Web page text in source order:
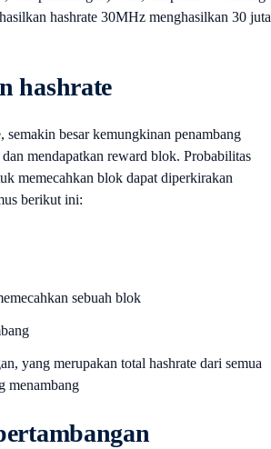
hashrate 30MHz menghasilkan 30 juta
hashrate
semakin besar kemungkinan penambang
mendapatkan reward blok. Probabilitas
memecahkan blok dapat diperkirakan
berikut ini:
sebuah blok
yang merupakan total hashrate dari semua
menambang